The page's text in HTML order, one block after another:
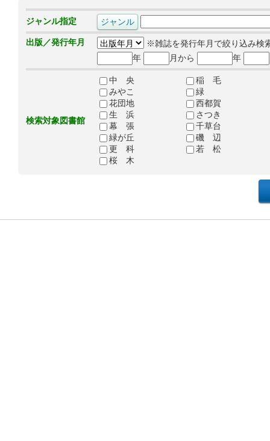
ジャンル指定
出版／発行年月
※雑誌を発行年月で絞り込み検
年
月から 年
検索対象図書館
中 央
稲 毛
みやこ
緑
花団地
西都賀
生 浜
さつき
幕 張
千草台
緑が丘
磯 辺
更 科
若 松
桜 木